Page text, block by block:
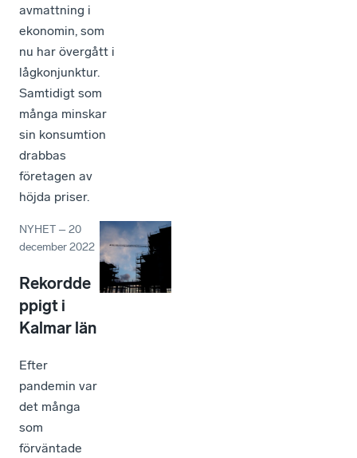
avmattning i
ekonomin, som
nu har övergått i
lågkonjunktur.
Samtidigt som
många minskar
sin konsumtion
drabbas
företagen av
höjda priser.
NYHET –20
december 2022
Rekordde
ppigt i
Kalmar län
Efter
pandemin var
det många
som
förväntade